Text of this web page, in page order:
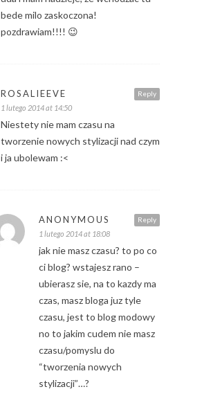
bede milo zaskoczona!
pozdrawiam!!!! 😉
Reply
ROSALIEEVE
1 lutego 2014 at 14:50
Niestety nie mam czasu na
tworzenie nowych stylizacji nad czym
i ja ubolewam :<
Reply
ANONYMOUS
1 lutego 2014 at 18:08
jak nie masz czasu? to po co
ci blog? wstajesz rano –
ubierasz sie, na to kazdy ma
czas, masz bloga juz tyle
czasu, jest to blog modowy
no to jakim cudem nie masz
czasu/pomyslu do
“tworzenia nowych
stylizacji”…?